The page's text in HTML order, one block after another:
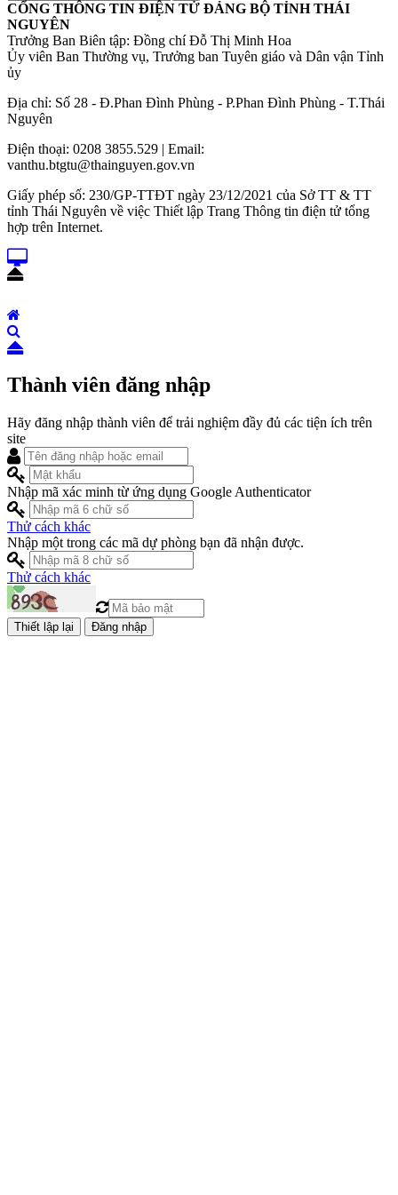
CỔNG THÔNG TIN ĐIỆN TỬ ĐẢNG BỘ TỈNH THÁI
NGUYÊN
Trưởng Ban Biên tập: Đồng chí Đỗ Thị Minh Hoa
Ủy viên Ban Thường vụ, Trưởng ban Tuyên giáo và Dân vận Tỉnh
ủy
Địa chỉ: Số 28 - Đ.Phan Đình Phùng - P.Phan Đình Phùng - T.Thái
Nguyên
Điện thoại: 0208 3855.529 | Email:
vanthu.btgtu@thainguyen.gov.vn
Giấy phép số: 230/GP-TTĐT ngày 23/12/2021 của Sở TT & TT
tỉnh Thái Nguyên về việc Thiết lập Trang Thông tin điện tử tổng
hợp trên Internet.
Thành viên đăng nhập
Hãy đăng nhập thành viên để trải nghiệm đầy đủ các tiện ích trên
site
Nhập mã xác minh từ ứng dụng Google Authenticator
Thử cách khác
Nhập một trong các mã dự phòng bạn đã nhận được.
Thử cách khác
Đăng nhập